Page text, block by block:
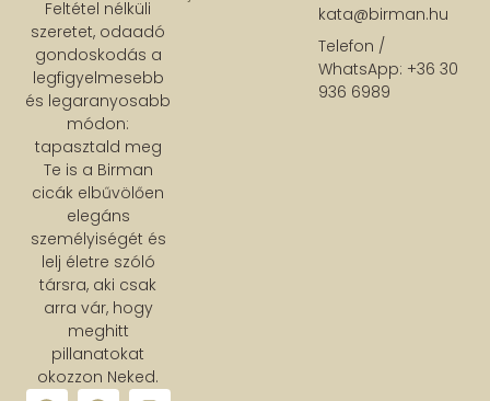
Feltétel nélküli
szeretet, odaadó
gondoskodás a
legfigyelmesebb
és legaranyosabb
módon:
tapasztald meg
Te is a Birman
cicák elbűvölően
elegáns
személyiségét és
lelj életre szóló
társra, aki csak
arra vár, hogy
meghitt
pillanatokat
okozzon Neked.
kata@birman.hu
Telefon /
WhatsApp: +36 30
936 6989